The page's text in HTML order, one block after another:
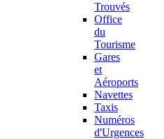
Trouvés
Office
du
Tourisme
Gares
et
Aéroports
Navettes
Taxis
Numéros
d'Urgences